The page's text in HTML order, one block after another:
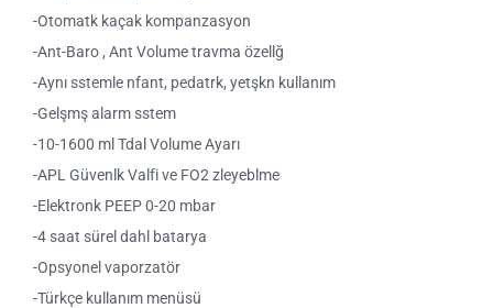
-Otomatk kaçak kompanzasyon
-Ant-Baro , Ant Volume travma özellğ
-Aynı sstemle nfant, pedatrk, yetşkn kullanım
-Gelşmş alarm sstem
-10-1600 ml Tdal Volume Ayarı
-APL Güvenlk Valfi ve FO2 zleyeblme
-Elektronk PEEP 0-20 mbar
-4 saat sürel dahl batarya
-Opsyonel vaporzatör
-Türkçe kullanım menüsü